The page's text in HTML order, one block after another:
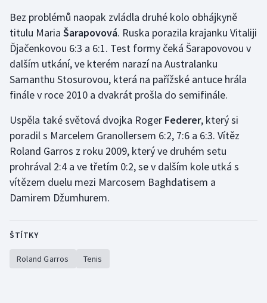
Bez problémů naopak zvládla druhé kolo obhájkyně
titulu Maria Šarapovová. Ruska porazila krajanku Vitaliji
Ďjačenkovou 6:3 a 6:1. Test formy čeká Šarapovovou v
dalším utkání, ve kterém narazí na Australanku
Samanthu Stosurovou, která na pařížské antuce hrála
finále v roce 2010 a dvakrát prošla do semifinále.
Uspěla také světová dvojka Roger Federer, který si
poradil s Marcelem Granollersem 6:2, 7:6 a 6:3. Vítěz
Roland Garros z roku 2009, který ve druhém setu
prohrával 2:4 a ve třetím 0:2, se v dalším kole utká s
vítězem duelu mezi Marcosem Baghdatisem a
Damirem Džumhurem.
ŠTÍTKY
Roland Garros Tenis